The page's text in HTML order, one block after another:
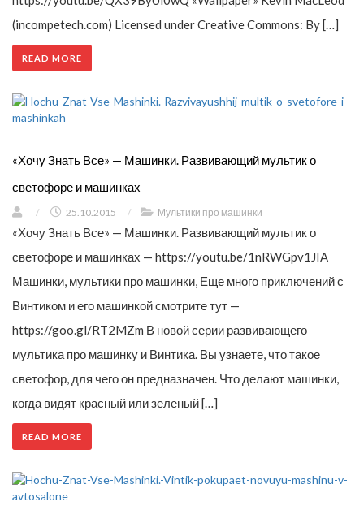
(incompetech.com) Licensed under Creative Commons: By […]
READ MORE
«Хочу Знать Все» — Машинки. Развивающий мультик о
светофоре и машинках
/ 25.10.2015 / Мультики про машинки
«Хочу Знать Все» — Машинки. Развивающий мультик о
светофоре и машинках — https://youtu.be/1nRWGpv1JIA
Машинки, мультики про машинки, Еще много приключений с
Винтиком и его машинкой смотрите тут —
https://goo.gl/RT2MZm В новой серии развивающего
мультика про машинку и Винтика. Вы узнаете, что такое
светофор, для чего он предназначен. Что делают машинки,
когда видят красный или зеленый […]
READ MORE